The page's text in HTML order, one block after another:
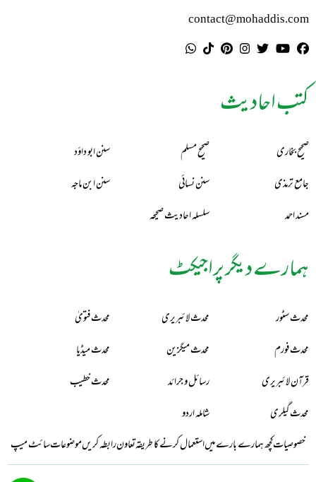
contact@mohaddis.com
کتب احادیث
صحیح بخاری صحیح مسلم
سنن ابو داؤد
جامع ترمذی
سنن نسائی
سنن ابن ماجہ
مسند احمد
سلسلہ احادیث صحیحہ
ہمارے دیگر پراجیکٹ
محدث سٹور محدث لائبریری
محدث فتویٰ
محدث فورم
محدث میگزین
محدث میڈیا
قرآن لائبریری
رسائل و جرائد
محدث خطیب
محدث گیلری
شاملہ اردو
خصوصیاتکچھ ہمارے بارے میںاستعمال کرنے کا طریقہتعاونرابطہ کریںموضوعاتسائٹ میپ